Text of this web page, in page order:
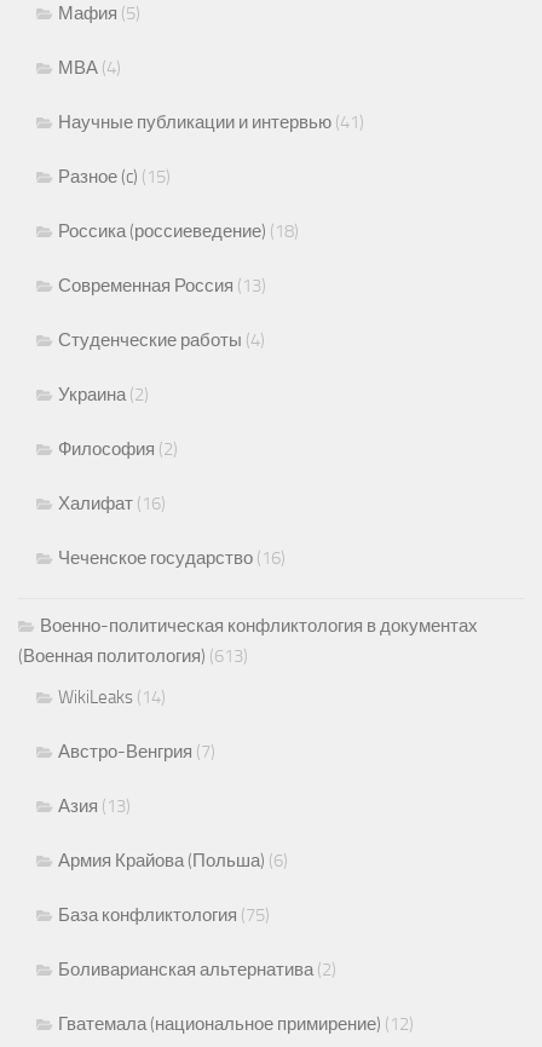
Мафия (5)
МВА (4)
Научные публикации и интервью (41)
Разное (c) (15)
Россика (россиеведение) (18)
Современная Россия (13)
Студенческие работы (4)
Украина(2)
Философия (2)
Халифат (16)
Чеченское государство (16)
Военно-политическая конфликтология в документах
(Военная политология) (613)
WikiLeaks (14)
Австро-Венгрия (7)
Азия (13)
Армия Крайова (Польша) (6)
База конфликтология (75)
Боливарианская альтернатива(2)
Гватемала (национальное примирение) (12)